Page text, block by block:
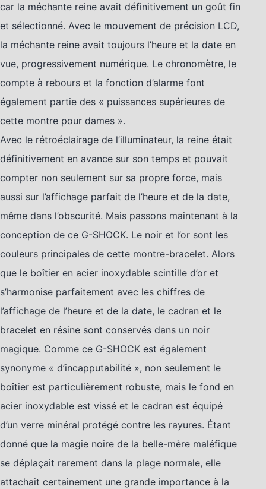
car la méchante reine avait définitivement un goût fin
et sélectionné. Avec le mouvement de précision LCD,
la méchante reine avait toujours l’heure et la date en
vue, progressivement numérique. Le chronomètre, le
compte à rebours et la fonction d’alarme font
également partie des « puissances supérieures de
cette montre pour dames ».
Avec le rétroéclairage de l’illuminateur, la reine était
définitivement en avance sur son temps et pouvait
compter non seulement sur sa propre force, mais
aussi sur l’affichage parfait de l’heure et de la date,
même dans l’obscurité. Mais passons maintenant à la
conception de ce G-SHOCK. Le noir et l’or sont les
couleurs principales de cette montre-bracelet. Alors
que le boîtier en acier inoxydable scintille d’or et
s’harmonise parfaitement avec les chiffres de
l’affichage de l’heure et de la date, le cadran et le
bracelet en résine sont conservés dans un noir
magique. Comme ce G-SHOCK est également
synonyme « d’incapputabilité », non seulement le
boîtier est particulièrement robuste, mais le fond en
acier inoxydable est vissé et le cadran est équipé
d’un verre minéral protégé contre les rayures. Étant
donné que la magie noire de la belle-mère maléfique
se déplaçait rarement dans la plage normale, elle
attachait certainement une grande importance à la